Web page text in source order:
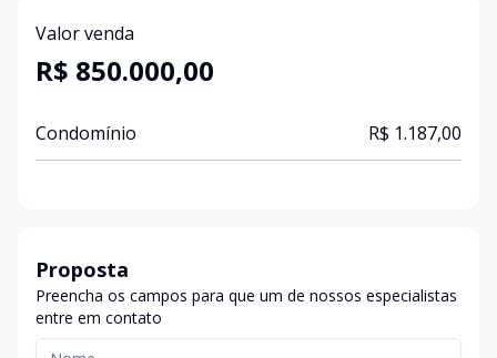
Valor venda
R$ 850.000,00
Condomínio R$ 1.187,00
Proposta
Preencha os campos para que um de nossos especialistas
entre em contato